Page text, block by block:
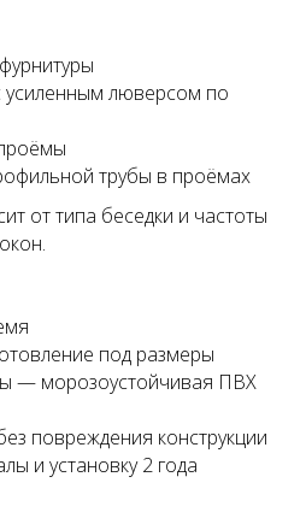
люверсом по
трубы в проёмах
от типа беседки и частоты
под размеры
— морозоустойчивая ПВХ
повреждения конструкции
и установку 2 года